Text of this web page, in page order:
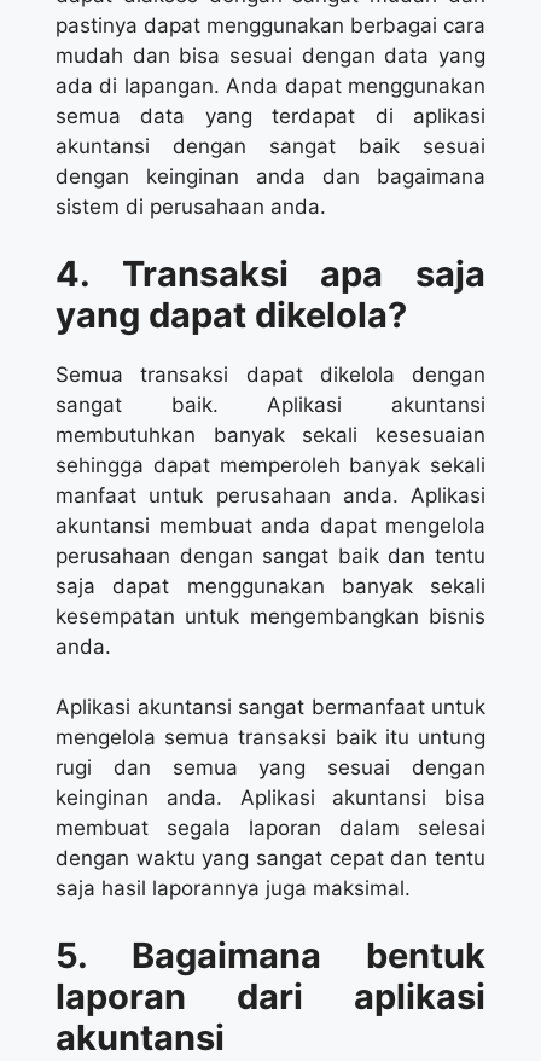
pastinya dapat menggunakan berbagai cara
mudah dan bisa sesuai dengan data yang
ada di lapangan. Anda dapat menggunakan
semua data yang terdapat di aplikasi
akuntansi dengan sangat baik sesuai
dengan keinginan anda dan bagaimana
sistem di perusahaan anda.
4. Transaksi apa saja
yang dapat dikelola?
Semua transaksi dapat dikelola dengan
sangat baik. Aplikasi akuntansi
membutuhkan banyak sekali kesesuaian
sehingga dapat memperoleh banyak sekali
manfaat untuk perusahaan anda. Aplikasi
akuntansi membuat anda dapat mengelola
perusahaan dengan sangat baik dan tentu
saja dapat menggunakan banyak sekali
kesempatan untuk mengembangkan bisnis
anda.
Aplikasi akuntansi sangat bermanfaat untuk
mengelola semua transaksi baik itu untung
rugi dan semua yang sesuai dengan
keinginan anda. Aplikasi akuntansi bisa
membuat segala laporan dalam selesai
dengan waktu yang sangat cepat dan tentu
saja hasil laporannya juga maksimal.
5. Bagaimana bentuk
laporan dari aplikasi
akuntansi